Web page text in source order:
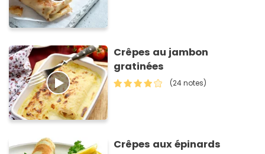
Crêpes au jambon
gratinées
(24 notes)
Crêpes aux épinards